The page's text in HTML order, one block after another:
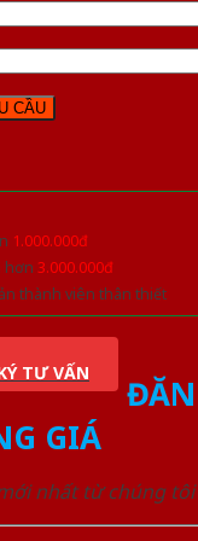
1.000.000đ
hơn 3.000.000đ
thành viên thân thiết
TƯ VẤN
GIÁ
nhất từ chúng tôi